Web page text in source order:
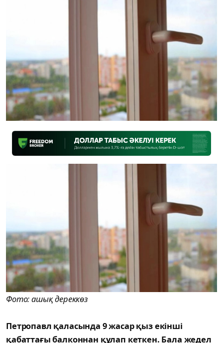
Фото: ашық дереккөз
Петропавл қаласында 9 жасар қыз екінші
қабаттағы балконнан құлап кеткен. Бала жедел